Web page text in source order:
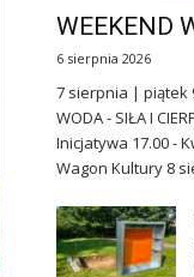
WEEKEND
6 sierpnia 2026
7 sierpnia | piątek
WODA - SIŁA I
Inicjatywa 17.00 -
Wagon Kultury 8